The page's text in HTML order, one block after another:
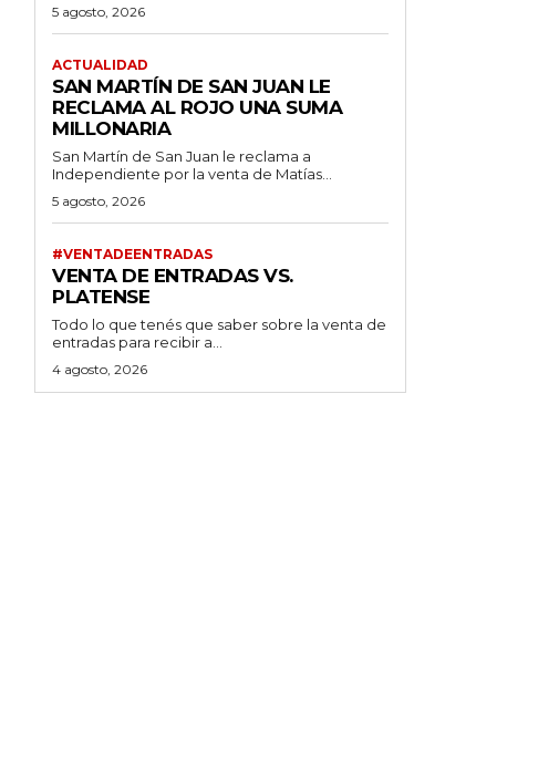
5 agosto, 2026
ACTUALIDAD
SAN MARTÍN DE SAN JUAN LE
RECLAMA AL ROJO UNA SUMA
MILLONARIA
San Martín de San Juan le reclama a
Independiente por la venta de Matías...
5 agosto, 2026
#VENTADEENTRADAS
VENTA DE ENTRADAS VS.
PLATENSE
Todo lo que tenés que saber sobre la venta de
entradas para recibir a...
4 agosto, 2026